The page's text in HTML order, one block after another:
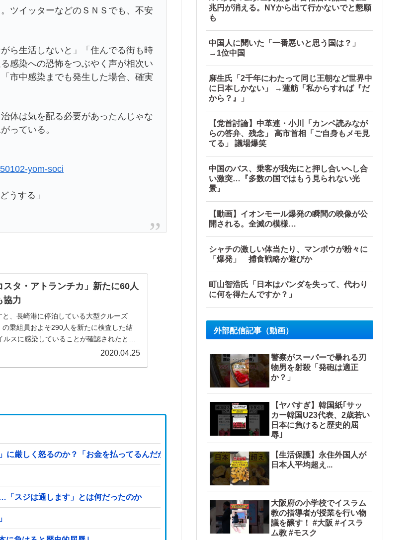
イッターなどのＳＮＳでも、不安
ら生活しないと」「住んでる街も時
感染への恐怖をつぶやく声が相次い
市中感染までも発生した場合、確実
体は気を配る必要があったんじゃな
っている。
yom-soci
スタ・アトランチカ」新たに60人
協力
、長崎港に停泊している大型クルーズ
乗組員およそ290人を新たに検査した結
スに感染していることが確認されたとい
ーズ船では、24日までに91人の感染が確認2020.04.25
に厳しく怒るのか？「お金を払ってるんだから自由だろ」主張する保護者 vs 「保育欠如のための施設」と諭す保
「スジは通します」とは何だったのか
兆円が消える。NYから出て行かないでと懇願
も
中国人に聞いた「一番悪いと思う国は？」
→1位中国
麻生氏「2千年にわたって同じ王朝など世界中
に日本しかない」 →蓮舫「私からすれば『だ
から？』」
【党首討論】中革連・小川「カンペ読みなが
らの答弁、残念」 高市首相「ご自身もメモ見
てる」 議場爆笑
中国のバス、乗客が我先にと押し合いへし合
い激突…『多数の国ではもう見られない光
景』
【動画】イオンモール爆発の瞬間の映像が公
開される。全滅の模様…
シャチの激しい体当たり、マンボウが粉々に
「爆発」 捕食戦略か遊びか
町山智浩氏「日本はパンダを失って、代わり
に何を得たんですか？」
外部配信記事（動画）
警察がスーパーで暴れる刃
物男を射殺「発砲は適正
か？」
【ヤバすぎ】韓国紙｢サッ
カー韓国U23代表、2歳若い
日本に負けると歴史的屈
辱｣
【生活保護】永住外国人が
日本人平均超え...
大阪府の小学校でイスラム
教の指導者が授業を行い物
議を醸す！ #大阪 #イスラ
ム教 #モスク